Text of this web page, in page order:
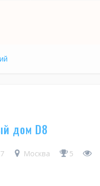
дом D8
Москва
5